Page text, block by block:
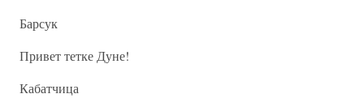
Барсук
Привет тетке Дуне!
Кабатчица